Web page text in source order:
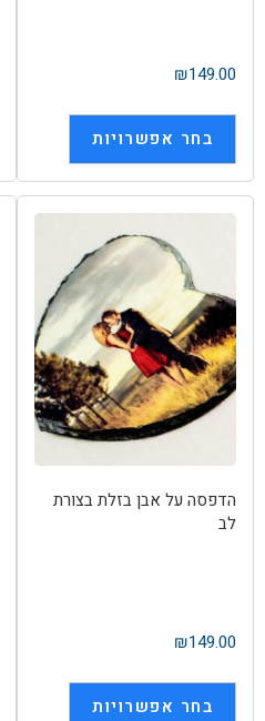
₪149.00
בחר אפשרויות
הדפסה על אבן בזלת בצורת
לב
₪149.00
בחר אפשרויות